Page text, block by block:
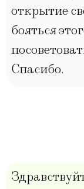
открытие
бояться
Спасибо.